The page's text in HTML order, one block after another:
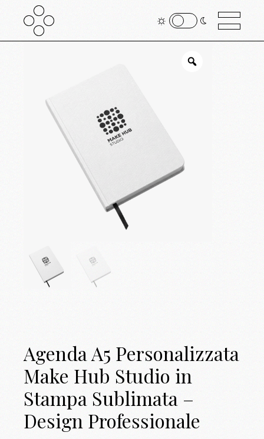
Agenda A5 Personalizzata
Make Hub Studio in
Stampa Sublimata –
Design Professionale